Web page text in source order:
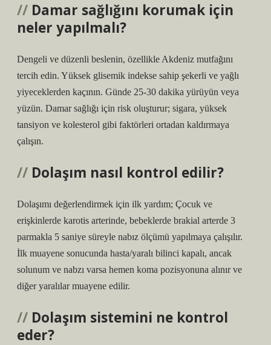
Damar sağlığını korumak için
neler yapılmalı?
Dengeli ve düzenli beslenin, özellikle Akdeniz mutfağını
tercih edin. Yüksek glisemik indekse sahip şekerli ve yağlı
yiyeceklerden kaçının. Günde 25-30 dakika yürüyün veya
yüzün. Damar sağlığı için risk oluşturur; sigara, yüksek
tansiyon ve kolesterol gibi faktörleri ortadan kaldırmaya
çalışın.
Dolaşım nasıl kontrol edilir?
Dolaşımı değerlendirmek için ilk yardım; Çocuk ve
erişkinlerde karotis arterinde, bebeklerde brakial arterde 3
parmakla 5 saniye süreyle nabız ölçümü yapılmaya çalışılır.
İlk muayene sonucunda hasta/yaralı bilinci kapalı, ancak
solunum ve nabzı varsa hemen koma pozisyonuna alınır ve
diğer yaralılar muayene edilir.
Dolaşım sistemini ne kontrol
eder?